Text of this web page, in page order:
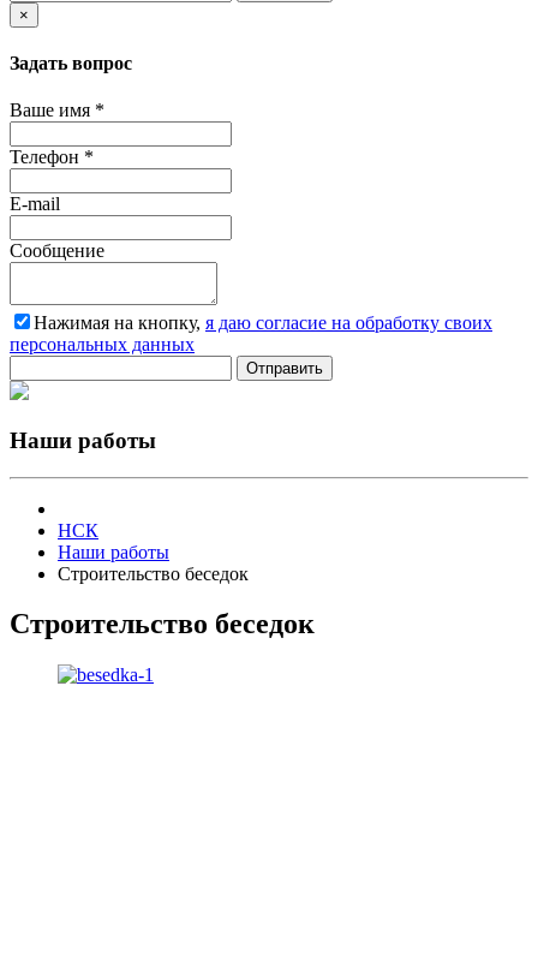
×
Задать вопрос
Ваше имя *
Телефон *
E-mail
Сообщение
Нажимая на кнопку, я даю согласие на обработку своих
персональных данных
Отправить
Наши работы
НСК
Наши работы
Строительство беседок
Строительство беседок